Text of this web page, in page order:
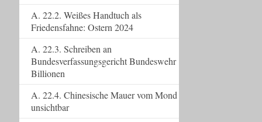
A. 22.2. Weißes Handtuch als
Friedensfahne: Ostern 2024
A. 22.3. Schreiben an
Bundesverfassungsgericht Bundeswehr
Billionen
A. 22.4. Chinesische Mauer vom Mond
unsichtbar